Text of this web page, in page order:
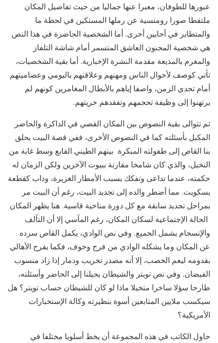
عبورها للطوفان، معبرا عنها جماليا من حيث تفاصيل المكان
ملتقطا صورا رومنسية عن رملها المستكين في لحظة ما
والمتطاير في أحايين أخرى. أما الشخصية الحاضرة في هذا النص
هي شخصية المجنون العاشق المتسمر أمام شاشة التلفاز
والمغرم بالمذيعة مقدمة النشرة الإخبارية. أما بقية الشخصيات،
تأتي كوصف لأحوال الناس ومهنهم وعلاقتهم باليومي وعصاميتهم
أمام تحدي الزمن، واصفا إياهم بالأبطال المغامرين كونهم لم
يرتهنوا إلى وظيفة تحجمهم وتفقدهم حريتهم.
ثم تتوالى بقية النصوص بين المكان القصي في الذاكرة والحاضر
المكبل بأسئلته كما في النصوص الأخرى، ففي قصة البيت يحلق
بنا القاص إلى طفولته المبكرة بيتهم الطيني القابع وسط غابة من
النخيل، والذي كان شامخا مقارنة ببيوت الآخرين ولكن الزمان له
حكمته، عندما تداعى وتفكك بسبب الأمطار الغزيرة، وذاب كقطعة
بسكويت. مما أضطر والده إلى تجديد البيت، رغم أن البيت مر
بمراحل تجديد سابقة مع كل دورة مناخية قاسية. هنا يظهر المكان
الحالة الإجتماعية لسكان المكان، رغم المآسي إلا أن التآلف
والإنسجام يشمل الجميع. وفي نص الوادي، يكمل القاص سرده
عن المكان وما يشكله الوادي من فرح وخوف، فكما يفرح الأهالي
بقدومه ليعم الخصب، إلا أنه مصدر تخريب ودمار إذا زاد منسوب
الفيضان. وفي نص تويتر والشيطان يحيلنا إلى الحاضر وأسئلته،
طارحا سؤلا ساخرا متخيلا ماذا لو كان للشيطان حساب تويتر؟ هل
سيكسب ملايين المتابعين أسوة بنظيرته وكالة الإستخبارات
الأمريكية؟
حاول الكاتب في هذه المجموعة أن يخط أسلوبا مختلفا في